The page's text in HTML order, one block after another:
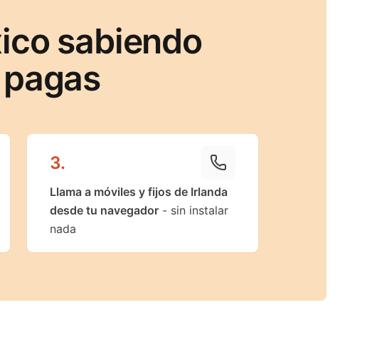
sabiendo
3.
Llama a móviles y fijos de Irlanda
desde tu navegador- sin instalar
nada